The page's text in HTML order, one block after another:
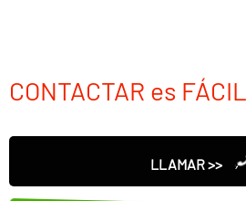
CONTACTAR es
LLAMAR >>